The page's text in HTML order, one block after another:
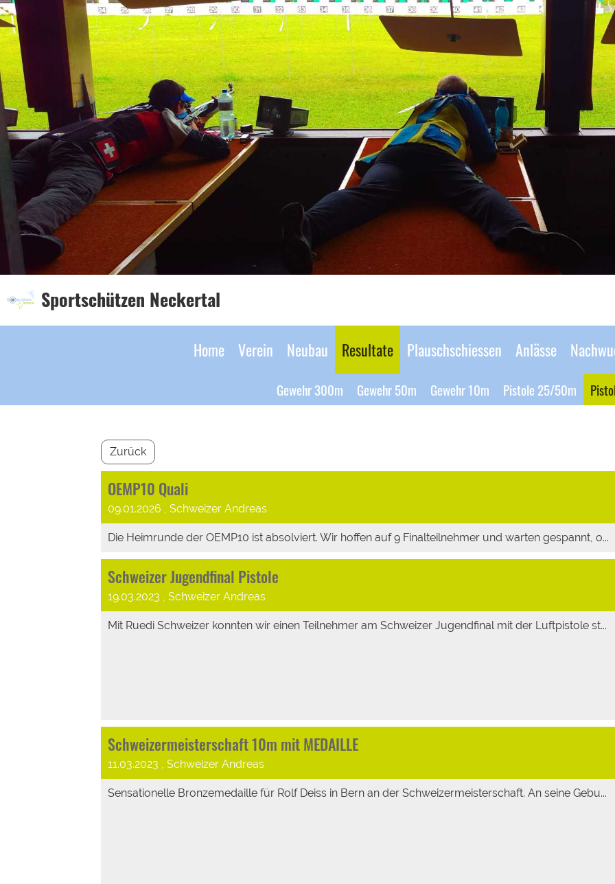
Sportschützen Neckertal
Home Verein Neubau Resultate Plauschschiessen Anlässe
Gewehr 300m Gewehr 50m Gewehr 10m Pistole 25/50m
Zurück
OEMP10 Quali
09.01.2026 , Schweizer Andreas
Die Heimrunde der OEMP10 ist absolviert. Wir hoffen auf 9 Finalteilnehmer und warten gespannt, o...
Schweizer Jugendfinal Pistole
19.03.2023 , Schweizer Andreas
Mit Ruedi Schweizer konnten wir einen Teilnehmer am Schweizer Jugendfinal mit der Luftpistole st...
Schweizermeisterschaft 10m mit MEDAILLE
11.03.2023 , Schweizer Andreas
Sensationelle Bronzemedaille für Rolf Deiss in Bern an der Schweizermeisterschaft. An seine Gebu...